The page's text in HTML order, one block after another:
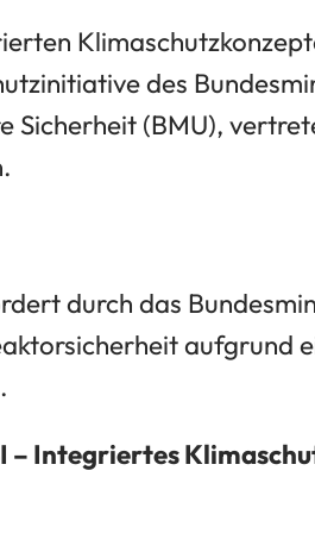
des
Sicherheit (BMU),
durch das
aufgrund
– Integriertes